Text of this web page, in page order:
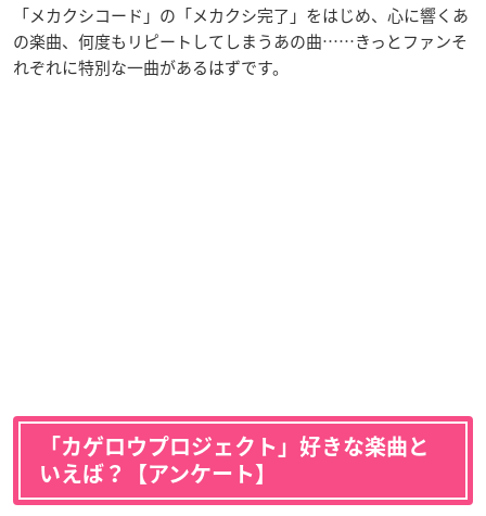
「メカクシコード」の「メカクシ完了」をはじめ、心に響くあ
の楽曲、何度もリピートしてしまうあの曲……きっとファンそ
れぞれに特別な一曲があるはずです。
「カゲロウプロジェクト」好きな楽曲と
いえば？【アンケート】